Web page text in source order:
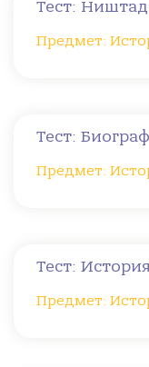
Тест:
Предмет:
Тест:
Предмет:
Тест:
Предмет: